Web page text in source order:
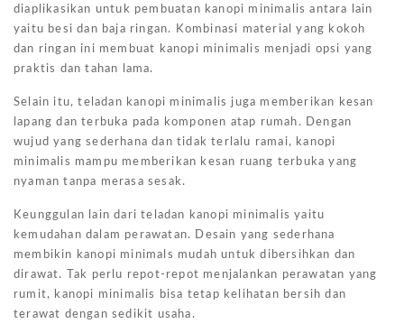
diaplikasikan untuk pembuatan kanopi minimalis antara lain
yaitu besi dan baja ringan. Kombinasi material yang kokoh
dan ringan ini membuat kanopi minimalis menjadi opsi yang
praktis dan tahan lama.
Selain itu, teladan kanopi minimalis juga memberikan kesan
lapang dan terbuka pada komponen atap rumah. Dengan
wujud yang sederhana dan tidak terlalu ramai, kanopi
minimalis mampu memberikan kesan ruang terbuka yang
nyaman tanpa merasa sesak.
Keunggulan lain dari teladan kanopi minimalis yaitu
kemudahan dalam perawatan. Desain yang sederhana
membikin kanopi minimals mudah untuk dibersihkan dan
dirawat. Tak perlu repot-repot menjalankan perawatan yang
rumit, kanopi minimalis bisa tetap kelihatan bersih dan
terawat dengan sedikit usaha.